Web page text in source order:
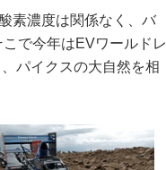
素濃度は関係なく、バ
で今年はEVワールドレ
パイクスの大自然を相